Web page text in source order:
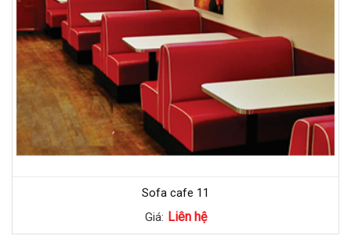
Sofa cafe 11
Giá: Liên hệ